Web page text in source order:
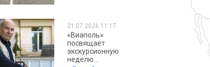
21.07.2026 11:17
«Виаполь»
посвящает
экскурсионную
неделю...